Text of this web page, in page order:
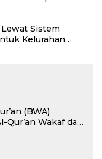
Sistem
Kelurahan
(BWA)
Qur’an Wakaf dan